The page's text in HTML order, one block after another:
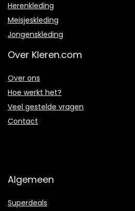
Herenkleding
Meisjeskleding
Jongenskleding
Over Kleren.com
Over ons
Hoe werkt het?
Veel gestelde vragen
Contact
Algemeen
Superdeals